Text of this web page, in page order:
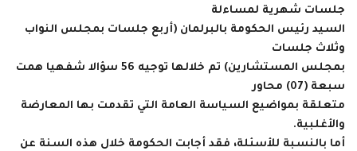
جلسات شهرية لمساءلة
السيد رئيس الحكومة بالبرلمان (أربع جلسات بمجلس النواب
وثلاث جلسات
بمجلس المستشارين) تم خلالها توجيه 56 سؤالا شفهيا همت
سبعة (07) محاور
متعلقة بمواضيع السياسة العامة التي تقدمت بها المعارضة
والأغلبية.
أما بالنسبة للأسئلة، فقد أجابت الحكومة خلال هذه السنة عن